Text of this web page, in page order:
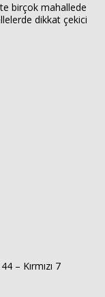
birçok mahallede
dikkat çekici
– Kırmızı 7